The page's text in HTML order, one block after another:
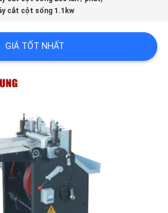
cắt cột sống 1.1kw
GIÁ TỐT NHẤT